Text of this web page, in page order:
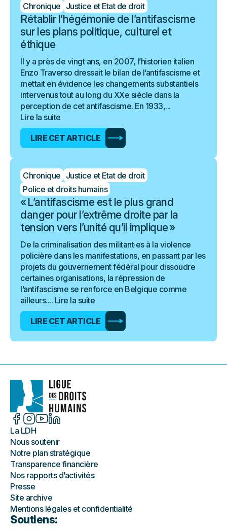
Chronique Justice et Etat de droit
Rétablir l’hégémonie de l’antifascisme
sur les plans politique, culturel et
éthique
Il y a près de vingt ans, en 2007, l’historien italien
Enzo Traverso dressait le bilan de l’antifascisme et
mettait en évidence les changements substantiels
intervenus tout au long du XXe siècle dans la
perception de cet antifascisme. En 1933,...
Lire la suite
LIRE CET ARTICLE
Chronique Justice et Etat de droit
Police et droits humains
« L’antifascisme est le plus grand
danger pour l’extrême droite par la
tension vers l’unité qu’il implique »
De la criminalisation des militant·es à la violence
policière dans les manifestations, en passant par les
projets du gouvernement fédéral pour dissoudre
certaines organisations, la répression de
l’antifascisme se renforce en Belgique comme
ailleurs.... Lire la suite
LIRE CET ARTICLE
La LDH
Nous soutenir
Notre plan stratégique
Transparence financière
Nos rapports d’activités
Presse
Site archive
Mentions légales et confidentialité
Soutiens: